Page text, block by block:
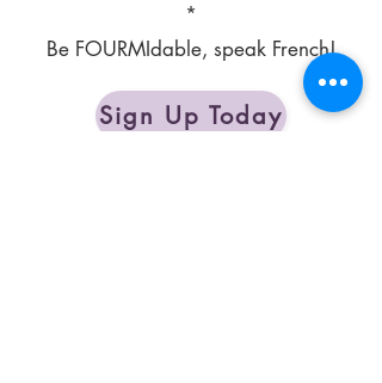
*
Be FOURMIdable, speak French!
Sign Up Today